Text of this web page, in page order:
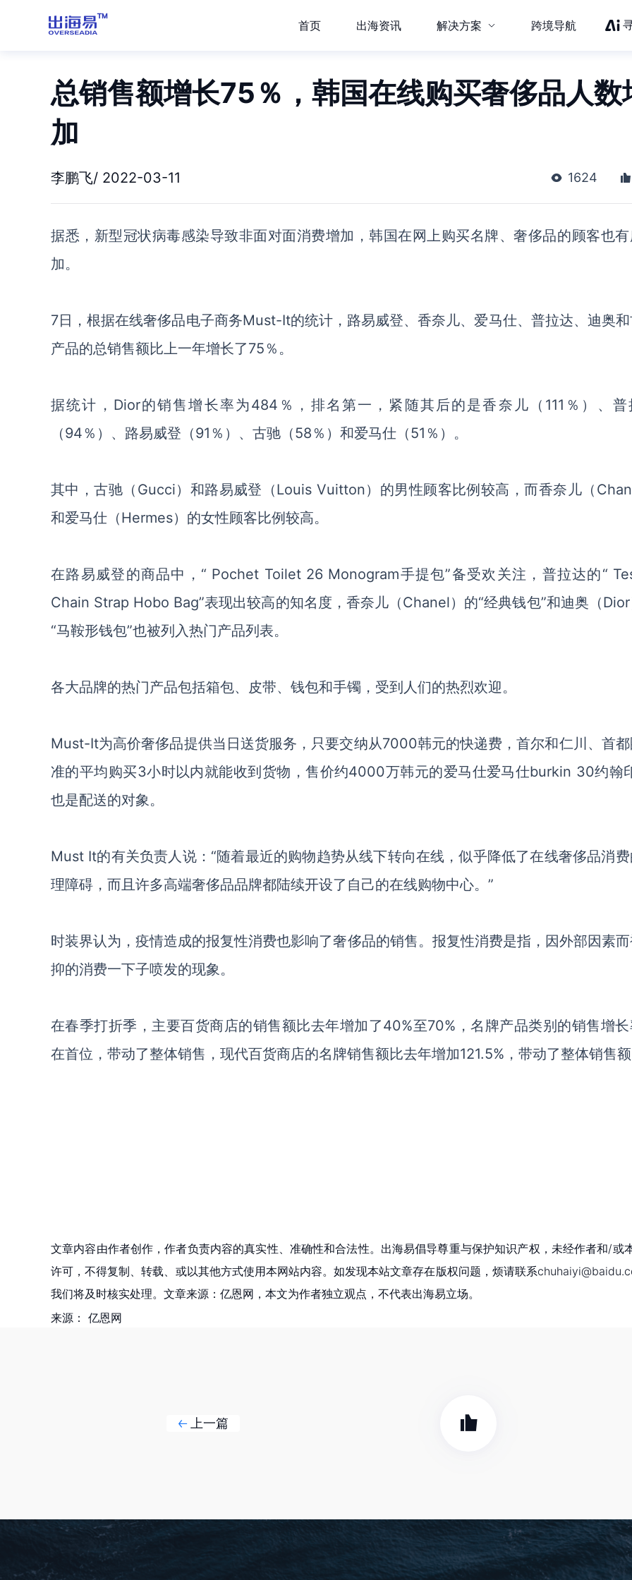
首页 出海资讯 解决方案 跨境导航
总销售额增长75％，韩国在线购买奢侈品人数
加
李鹏飞/ 2022-03-11 1624
据悉， 新型冠状病毒感染导致非面对面消费增加 ，韩国在网上购买名牌、奢侈品的顾客也
加。
7日，根据在线奢侈品电子商务Must-It的统计，路易威登、香奈儿、爱马仕、 普拉达、 迪奥
产品的总销售额比上一年增长了75％。
据统计， Dior的销售增长率为484％，排名第一 ， 紧随其后的是香奈儿（ 111％） 、 普
（94％） 、 路易威登（91％） 、 古驰（58％）和爱马仕（51％）。
其中，古驰（ Gucci）和路易威登（Louis Vuitton）的男性顾客比例较高，而香奈儿（
和爱马仕（Hermes）的女性顾客比例较高。
在路易威登的商品中， “ Pochet Toilet 26 Monogram手提包”备受欢关注， 普拉达的“
Chain Strap Hobo Bag”表现出较高的知名度 ， 香奈儿（Chanel）的“经典钱包”和迪奥（
“马鞍形钱包”也被列入热门产品列表。
各大品牌的热门产品包括箱包、皮带、钱包和手镯 ， 受到人们的热烈欢迎。
Must-It为高价奢侈品提供当日送货服务，只要交纳从7000韩元的快递费，首尔和仁川、首
准的平均购买3小时以内就能收到货物 ，售价约4000万韩元的爱马仕爱马仕burkin 30约翰
也是配送的对象。
Must It的有关负责人说： “随着最近的购物趋势从线下转向在线，似乎降低了在线奢侈品消
理障碍，而且许多高端奢侈品品牌都陆续开设了自己的在线购物中心。 ”
时装界认为，疫情造成的报复性消费也影响了奢侈品的销售。报复性消费是指，因外部因素
抑的消费一下子喷发的现象。
在春季打折季， 主要百货商店的销售额比去年增加了40%至70% ，名牌产品类别的销售增
在首位，带动了整体销售 ， 现代百货商店的名牌销售额比去年增加121.5%，带动了整体销售额
文章内容由作者创作，作者负责内容的真实性、准确性和合法性。出海易倡导尊重与保护知识产权，未经作者和/或
许可，不得复制、转载、或以其他方式使用本网站内容。如发现本站文章存在版权问题，烦请联系
我们将及时核实处理。文章来源：亿恩网，本文为作者独立观点，不代表出海易立场。
来源： 亿恩网
上一篇